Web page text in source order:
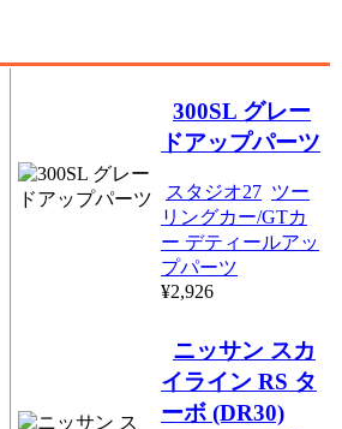
300SL グレー
ドアップパーツ
スタジオ27 ツー
リングカー/GTカ
ー デティールアッ
プパーツ
¥2,926
ニッサン スカ
イライン RS タ
ーボ (DR30)